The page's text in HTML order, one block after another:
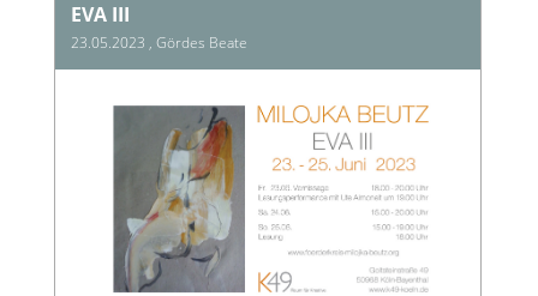
EVA III
23.05.2023 , Gördes Beate